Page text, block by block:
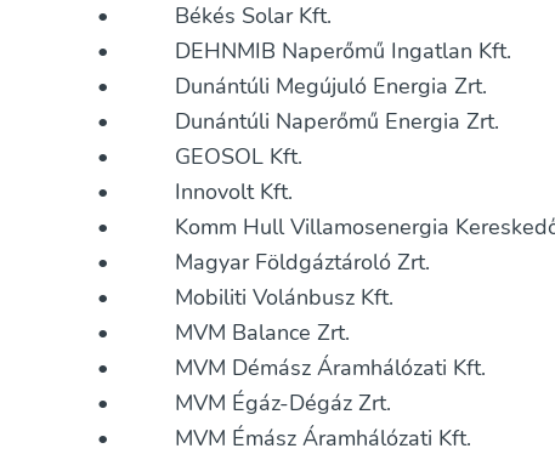
• Békés Solar Kft.
• DEHNMIB Naperőmű Ingatlan Kft.
• Dunántúli Megújuló Energia Zrt.
• Dunántúli Naperőmű Energia Zrt.
• GEOSOL Kft.
• Innovolt Kft.
• Komm Hull Villamosenergia
• Magyar Földgáztároló Zrt.
• Mobiliti Volánbusz Kft.
• MVM Balance Zrt.
• MVM Démász Áramhálózati Kft.
• MVM Égáz-Dégáz Zrt.
• MVM Émász Áramhálózati Kft.